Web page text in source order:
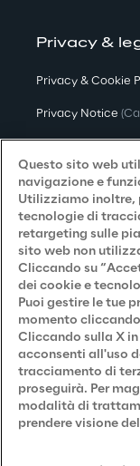
Privacy &
Privacy & Cookie
Privacy Notice
Privacy Notice
Privacy Notice
Accessibilità
Careers
Contacts
Questo sito web
navigazione e
Utilizziamo inoltre,
tecnologie di
retargeting sulle
sito web non
Cliccando su
dei cookie e
Puoi gestire le tue
momento
Cliccando sulla X
acconsenti all'uso
tracciamento di
proseguirà. Per
modalità di
prendere visione